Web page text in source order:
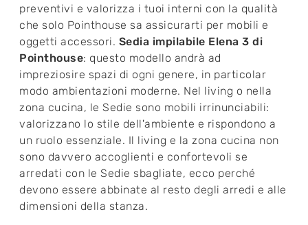
preventivi e valorizza i tuoi interni con la qualità
che solo Pointhouse sa assicurarti per mobili e
oggetti accessori. Sedia impilabile Elena 3 di
Pointhouse: questo modello andrà ad
impreziosire spazi di ogni genere, in particolar
modo ambientazioni moderne. Nel living o nella
zona cucina, le Sedie sono mobili irrinunciabili:
valorizzano lo stile dell'ambiente e rispondono a
un ruolo essenziale. Il living e la zona cucina non
sono davvero accoglienti e confortevoli se
arredati con le Sedie sbagliate, ecco perché
devono essere abbinate al resto degli arredi e alle
dimensioni della stanza.